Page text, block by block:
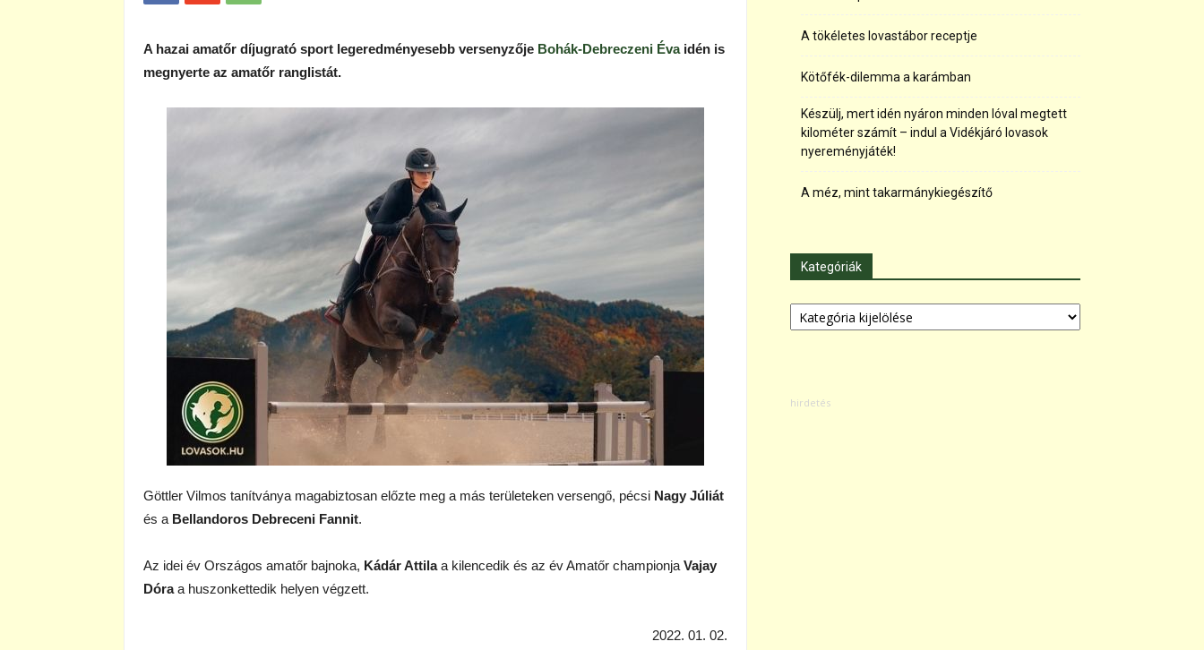
A hazai amatőr díjugrató sport legeredményesebb versenyzője Bohák-Debreczeni Évaidén is
megnyerte az amatőr ranglistát.
Göttler Vilmos tanítványa magabiztosan előzte meg a más területeken versengő, pécsi Nagy Júliát
és a Bellandoros Debreceni Fannit.
Az idei év Országos amatőr bajnoka, Kádár Attilaa kilencedik és az év Amatőr championja Vajay
Dóraa huszonkettedik helyen végzett.
2022. 01. 02.
A tökéletes lovastábor receptje
Kötőfék-dilemma a karámban
Készülj, mert idén nyáron minden lóval megtett
kilométer számít – indul a Vidékjáró lovasok
nyereményjáték!
A méz, mint takarmánykiegészítő
Kategóriák
Kategóriák